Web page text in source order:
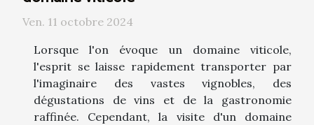
Ven. 11 octobre 2024
Lorsque l'on évoque un domaine viticole,
l'esprit se laisse rapidement transporter par
l'imaginaire des vastes vignobles, des
dégustations de vins et de la gastronomie
raffinée. Cependant, la visite d'un domaine